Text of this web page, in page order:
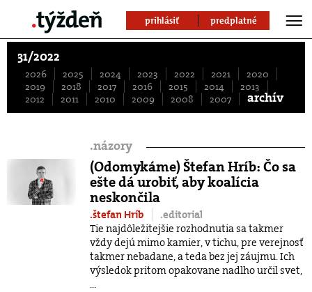
prihlásiť predplatné
31/2022
2026 2025 2024 2023 2022 2021
2020
2019
2018 2017 2016 2015 2014
2013
2012
2011 2010 2009 2008 2007 archív
.názory
(Odomykáme) Štefan Hríb: Čo sa
ešte dá urobiť, aby koalícia
neskončila
.štefan Hríb
.editorial
Tie najdôležitejšie rozhodnutia sa takmer
vždy dejú mimo kamier, v tichu, pre verejnosť
takmer nebadane, a teda bez jej záujmu. Ich
výsledok pritom opakovane nadlho určil svet,
...